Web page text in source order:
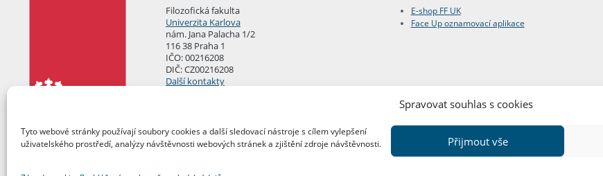
Spravovat souhlas s cookies
Tyto webové stránky používají soubory cookies a další sledovací nástroje s cílem vylepšení
uživatelského prostředí, analýzy návštěvnosti webových stránek a zjištění zdroje návštěvnosti.
Přijmout vše
Filozofická fakulta
Univerzita Karlova
nám. Jana Palacha 1/2
116 38 Praha 1
IČO: 00216208
DIČ: CZ00216208
Další kontakty
E-shop FF UK
Face Up oznamovací aplikace